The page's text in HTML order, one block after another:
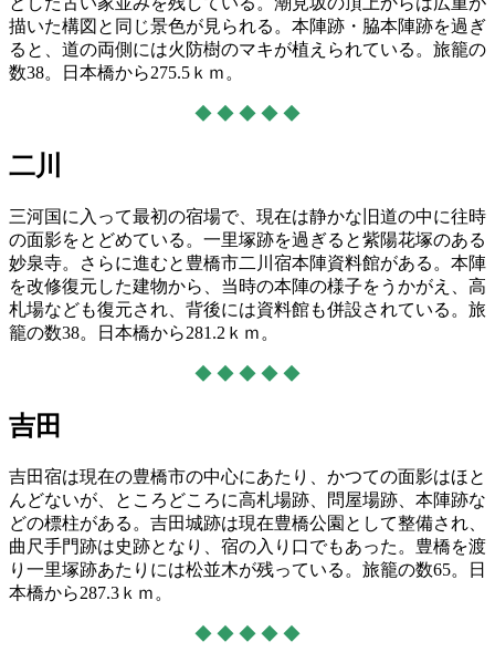
描いた構図と同じ景色が見られる。本陣跡・脇本陣跡を過ぎ
ると、道の両側には火防樹のマキが植えられている。旅籠の
数38。日本橋から275.5ｋｍ。
◆ ◆ ◆ ◆ ◆
二川
三河国に入って最初の宿場で、現在は静かな旧道の中に往時
の面影をとどめている。一里塚跡を過ぎると紫陽花塚のある
妙泉寺。さらに進むと豊橋市二川宿本陣資料館がある。本陣
を改修復元した建物から、当時の本陣の様子をうかがえ、高
札場なども復元され、背後には資料館も併設されている。旅
籠の数38。日本橋から281.2ｋｍ。
◆ ◆ ◆ ◆ ◆
吉田
吉田宿は現在の豊橋市の中心にあたり、かつての面影はほと
んどないが、ところどころに高札場跡、問屋場跡、本陣跡な
どの標柱がある。吉田城跡は現在豊橋公園として整備され、
曲尺手門跡は史跡となり、宿の入り口でもあった。豊橋を渡
り一里塚跡あたりには松並木が残っている。旅籠の数65。日
本橋から287.3ｋｍ。
◆ ◆ ◆ ◆ ◆